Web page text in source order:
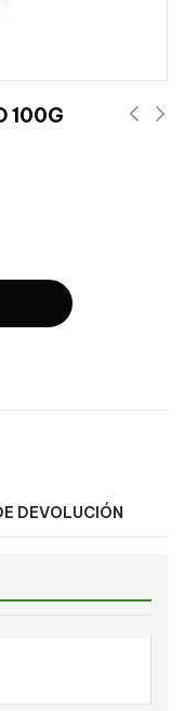
100G
DEVOLUCIÓN